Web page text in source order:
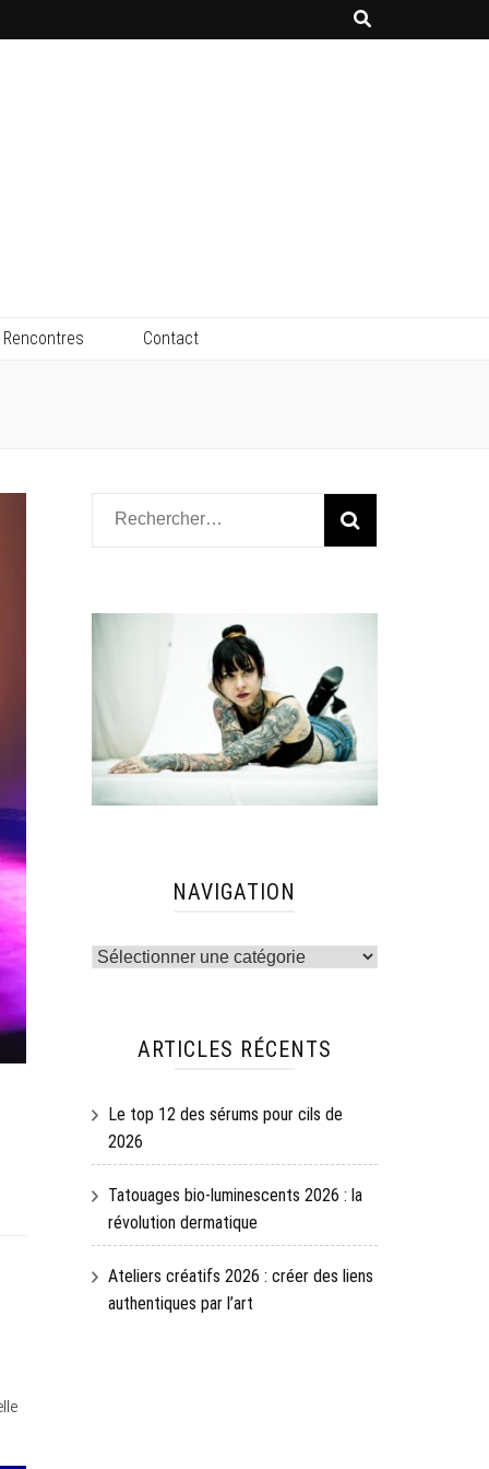
Rencontres Contact
Rechercher :
NAVIGATION
Navigation
ARTICLES RÉCENTS
Le top 12 des sérums pour cils de
2026
Tatouages bio-luminescents 2026 : la
révolution dermatique
Ateliers créatifs 2026 : créer des liens
authentiques par l’art